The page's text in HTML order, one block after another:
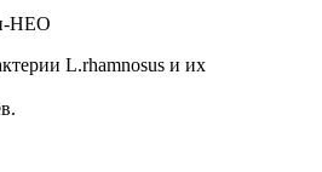
НЕО
L.rhamnosus и их